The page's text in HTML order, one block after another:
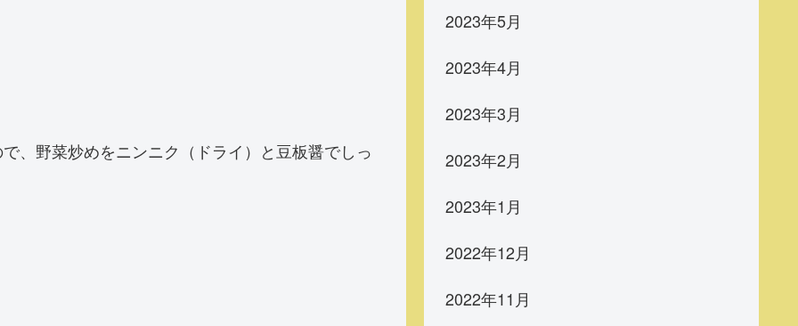
、野菜炒めをニンニク（ドライ）と豆板醤でしっ
2023年5月
2023年4月
2023年3月
2023年2月
2023年1月
2022年12月
2022年11月